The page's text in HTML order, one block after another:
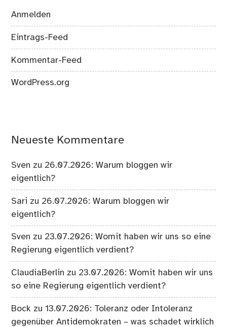
Anmelden
Eintrags-Feed
Kommentar-Feed
WordPress.org
Neueste Kommentare
Sven zu 26.07.2026: Warum bloggen wir
eigentlich?
Sari zu 26.07.2026: Warum bloggen wir
eigentlich?
Sven zu 23.07.2026: Womit haben wir uns so eine
Regierung eigentlich verdient?
ClaudiaBerlin zu 23.07.2026: Womit haben wir uns
so eine Regierung eigentlich verdient?
Bock zu13.07.2026: Toleranz oder Intoleranz
gegenüber Antidemokraten – was schadet wirklich